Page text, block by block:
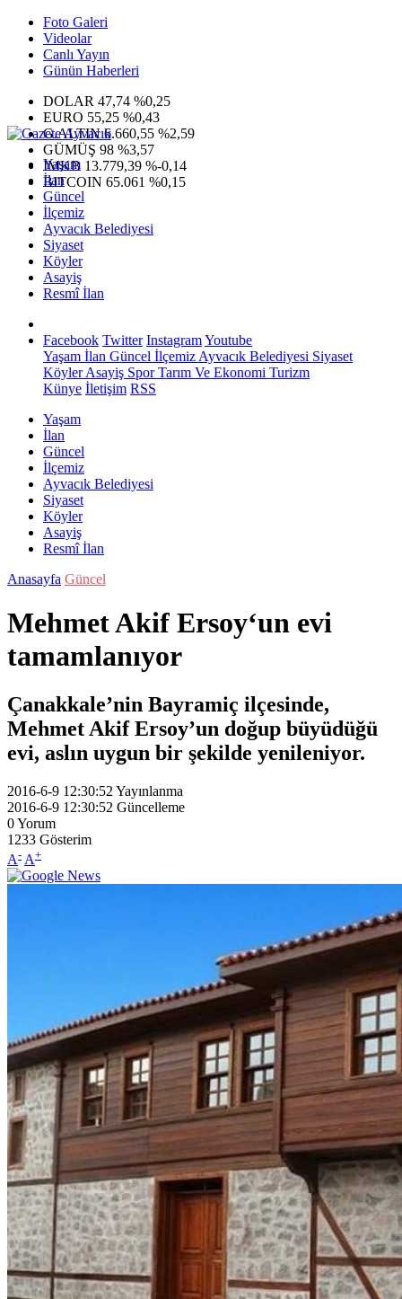
Foto Galeri
Videolar
Canlı Yayın
Günün Haberleri
DOLAR 47,74 %0,25
EURO 55,25 %0,43
G.ALTIN6.660,55 %2,59
GÜMÜŞ 98 %3,57
IMKB 13.779,39 %-0,14
BITCOIN 65.061 %0,15
Yaşam
İlan
Güncel
İlçemiz
Ayvacık Belediyesi
Siyaset
Köyler
Asayiş
Resmî İlan
Facebook Twitter InstagramYoutube
Yaşam İlan Güncel İlçemiz Ayvacık Belediyesi Siyaset
KöylerAsayiş SporTarım Ve Ekonomi Turizm
Künye İletişim RSS
Yaşam
İlan
Güncel
İlçemiz
Ayvacık Belediyesi
Siyaset
Köyler
Asayiş
Resmî İlan
Anasayfa Güncel
Mehmet Akif Ersoy‘un evi
tamamlanıyor
Çanakkale’nin Bayramiç ilçesinde,
Mehmet Akif Ersoy’un doğup büyüdüğü
evi, aslın uygun bir şekilde yenileniyor.
2016-6-9 12:30:52 Yayınlanma
2016-6-9 12:30:52 Güncelleme
0Yorum
1233 Gösterim
A- A+